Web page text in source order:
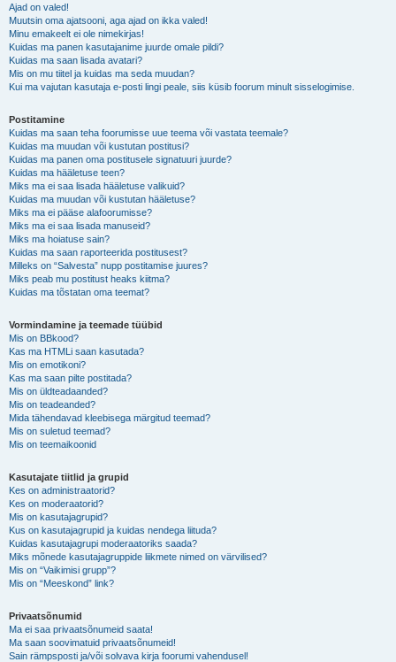
Ajad on valed!
Muutsin oma ajatsooni, aga ajad on ikka valed!
Minu emakeelt ei ole nimekirjas!
Kuidas ma panen kasutajanime juurde omale pildi?
Kuidas ma saan lisada avatari?
Mis on mu tiitel ja kuidas ma seda muudan?
Kui ma vajutan kasutaja e-posti lingi peale, siis küsib foorum minult sisselogimise.
Postitamine
Kuidas ma saan teha foorumisse uue teema või vastata teemale?
Kuidas ma muudan või kustutan postitusi?
Kuidas ma panen oma postitusele signatuuri juurde?
Kuidas ma hääletuse teen?
Miks ma ei saa lisada hääletuse valikuid?
Kuidas ma muudan või kustutan hääletuse?
Miks ma ei pääse alafoorumisse?
Miks ma ei saa lisada manuseid?
Miks ma hoiatuse sain?
Kuidas ma saan raporteerida postitusest?
Milleks on “Salvesta” nupp postitamise juures?
Miks peab mu postitust heaks kiitma?
Kuidas ma tõstatan oma teemat?
Vormindamine ja teemade tüübid
Mis on BBkood?
Kas ma HTMLi saan kasutada?
Mis on emotikoni?
Kas ma saan pilte postitada?
Mis on üldteadaanded?
Mis on teadeanded?
Mida tähendavad kleebisega märgitud teemad?
Mis on suletud teemad?
Mis on teemaikoonid
Kasutajate tiitlid ja grupid
Kes on administraatorid?
Kes on moderaatorid?
Mis on kasutajagrupid?
Kus on kasutajagrupid ja kuidas nendega liituda?
Kuidas kasutajagrupi moderaatoriks saada?
Miks mõnede kasutajagruppide liikmete nimed on värvilised?
Mis on “Vaikimisi grupp”?
Mis on “Meeskond” link?
Privaatsõnumid
Ma ei saa privaatsõnumeid saata!
Ma saan soovimatuid privaatsõnumeid!
Sain rämpsposti ja/või solvava kirja foorumi vahendusel!